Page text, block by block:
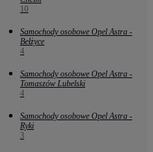
10
Samochody osobowe Opel Astra -
Bełżyce
4
Samochody osobowe Opel Astra -
Tomaszów Lubelski
4
Samochody osobowe Opel Astra -
Ryki
3